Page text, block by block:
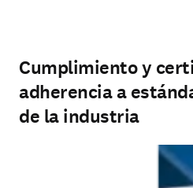
Cumplimiento y
adherencia a
de la industria